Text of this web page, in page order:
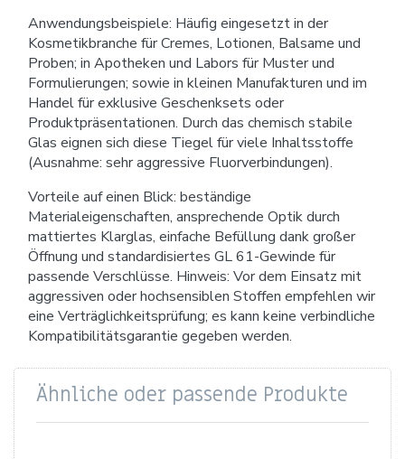
Anwendungsbeispiele: Häufig eingesetzt in der
Kosmetikbranche für Cremes, Lotionen, Balsame und
Proben; in Apotheken und Labors für Muster und
Formulierungen; sowie in kleinen Manufakturen und im
Handel für exklusive Geschenksets oder
Produktpräsentationen. Durch das chemisch stabile
Glas eignen sich diese Tiegel für viele Inhaltsstoffe
(Ausnahme: sehr aggressive Fluorverbindungen).
Vorteile auf einen Blick: beständige
Materialeigenschaften, ansprechende Optik durch
mattiertes Klarglas, einfache Befüllung dank großer
Öffnung und standardisiertes GL 61-Gewinde für
passende Verschlüsse. Hinweis: Vor dem Einsatz mit
aggressiven oder hochsensiblen Stoffen empfehlen wir
eine Verträglichkeitsprüfung; es kann keine verbindliche
Kompatibilitätsgarantie gegeben werden.
Ähnliche oder passende Produkte